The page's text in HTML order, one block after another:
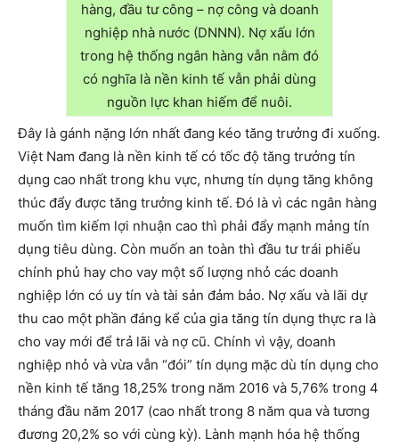
hàng, đầu tư công – nợ công và doanh
nghiệp nhà nước (DNNN). Nợ xấu lớn
trong hệ thống ngân hàng vẫn nằm đó
có nghĩa là nền kinh tế vẫn phải dùng
nguồn lực khan hiếm để nuôi.
Đây là gánh nặng lớn nhất đang kéo tăng trưởng đi xuống.
Việt Nam đang là nền kinh tế có tốc độ tăng trưởng tín
dụng cao nhất trong khu vực, nhưng tín dụng tăng không
thúc đẩy được tăng trưởng kinh tế. Đó là vì các ngân hàng
muốn tìm kiếm lợi nhuận cao thì phải đẩy mạnh mảng tín
dụng tiêu dùng. Còn muốn an toàn thì đầu tư trái phiếu
chính phủ hay cho vay một số lượng nhỏ các doanh
nghiệp lớn có uy tín và tài sản đảm bảo. Nợ xấu và lãi dự
thu cao một phần đáng kể của gia tăng tín dụng thực ra là
cho vay mới để trả lãi và nợ cũ. Chính vì vậy, doanh
nghiệp nhỏ và vừa vẫn “đói” tín dụng mặc dù tín dụng cho
nền kinh tế tăng 18,25% trong năm 2016 và 5,76% trong 4
tháng đầu năm 2017 (cao nhất trong 8 năm qua và tương
đương 20,2% so với cùng kỳ). Lành mạnh hóa hệ thống